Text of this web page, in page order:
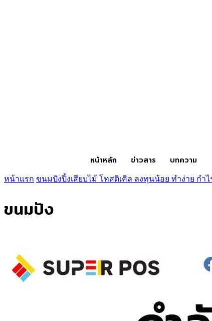
หน้าหลัก ข่าวสาร บทความ
หน้าแรก ขนมปังปิ้งเสียบไม้ โทสติเคิล ลงทุนน้อย ทำง่าย กำ
ขนมปัง